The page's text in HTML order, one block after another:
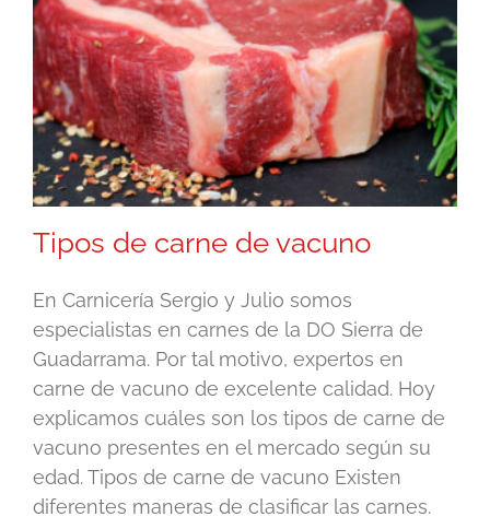
Tipos de carne de vacuno
En Carnicería Sergio y Julio somos
especialistas en carnes de la DO Sierra de
Guadarrama. Por tal motivo, expertos en
carne de vacuno de excelente calidad. Hoy
explicamos cuáles son los tipos de carne de
vacuno presentes en el mercado según su
edad. Tipos de carne de vacuno Existen
diferentes maneras de clasificar las carnes.